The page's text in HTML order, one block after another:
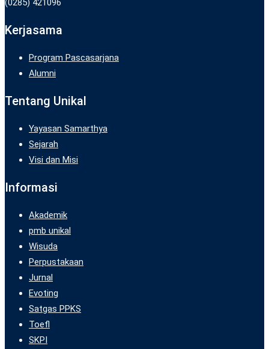
Kerjasama
Program Pascasarjana
Alumni
Tentang Unikal
Yayasan Samarthya
Sejarah
Visi dan Misi
Informasi
Akademik
pmb unikal
Wisuda
Perpustakaan
Jurnal
Evoting
Satgas PPKS
Toefl
SKPI